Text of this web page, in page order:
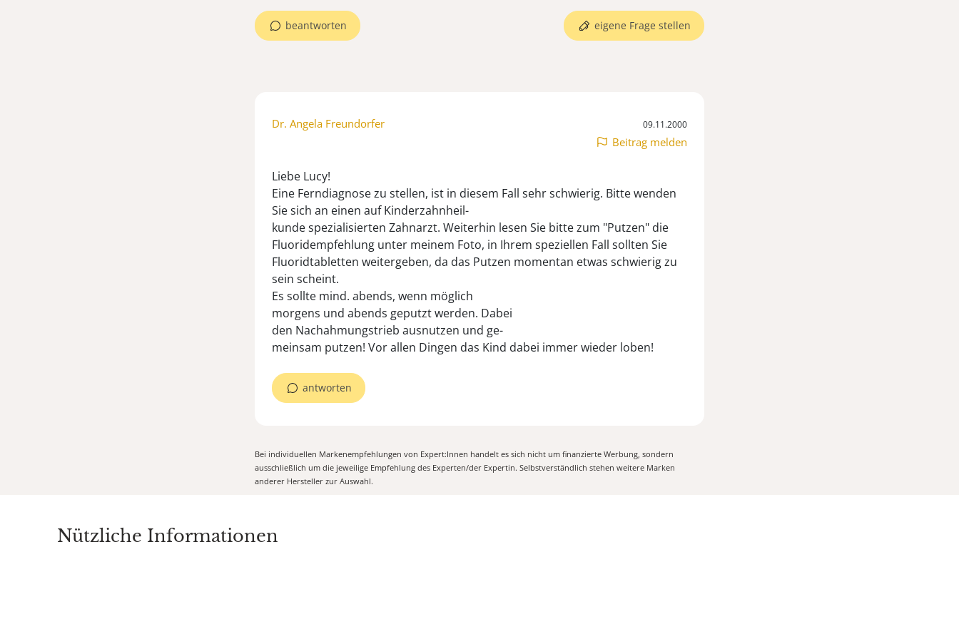
beantworten eigene Frage stellen
Dr. Angela Freundorfer 09.11.2000
Beitrag melden
Liebe Lucy!
Eine Ferndiagnose zu stellen, ist in diesem Fall sehr schwierig. Bitte wenden
Sie sich an einen auf Kinderzahnheil-
kunde spezialisierten Zahnarzt. Weiterhin lesen Sie bitte zum "Putzen" die
Fluoridempfehlung unter meinem Foto, in Ihrem speziellen Fall sollten Sie
Fluoridtabletten weitergeben, da das Putzen momentan etwas schwierig zu
sein scheint.
Es sollte mind. abends, wenn möglich
morgens und abends geputzt werden. Dabei
den Nachahmungstrieb ausnutzen und ge-
antworten
Bei individuellen Markenempfehlungen von Expert:Innen handelt es sich nicht um finanzierte Werbung, sondern
ausschließlich um die jeweilige Empfehlung des Experten/der Expertin. Selbstverständlich stehen weitere Marken
anderer Hersteller zur Auswahl.
Nützliche Informationen